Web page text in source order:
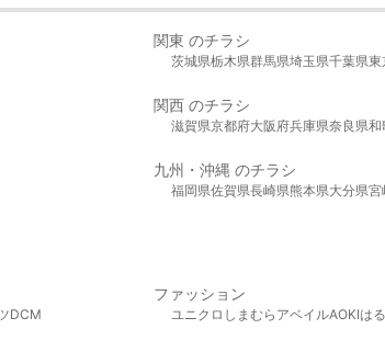
関東 のチラシ
茨城県栃木県群馬県埼玉県千葉県東
関西 のチラシ
滋賀県京都府大阪府兵庫県奈良県和
九州・沖縄 のチラシ
福岡県佐賀県長崎県熊本県大分県宮
DCM
ファッション
ユニクロ しまむら アベイルAOKIは